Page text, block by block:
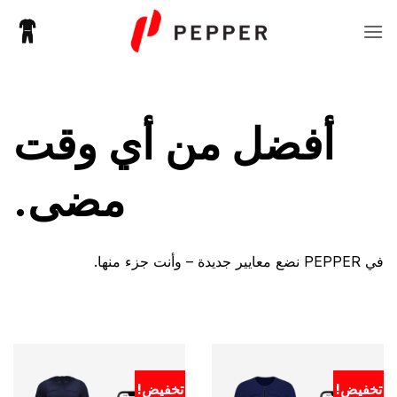
للمحتوى
أفضل من أي وقت
مضى.
في PEPPER نضع معايير جديدة – وأنت جزء منها.
تخفيض! تخفيض!